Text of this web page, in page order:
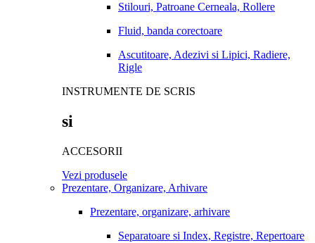
Stilouri, Patroane Cerneala, Rollere
Fluid, banda corectoare
Ascutitoare, Adezivi si Lipici, Radiere,
Rigle
INSTRUMENTE DE SCRIS
si
ACCESORII
Vezi produsele
Prezentare, Organizare, Arhivare
Prezentare, organizare, arhivare
Separatoare si Index, Registre, Repertoare